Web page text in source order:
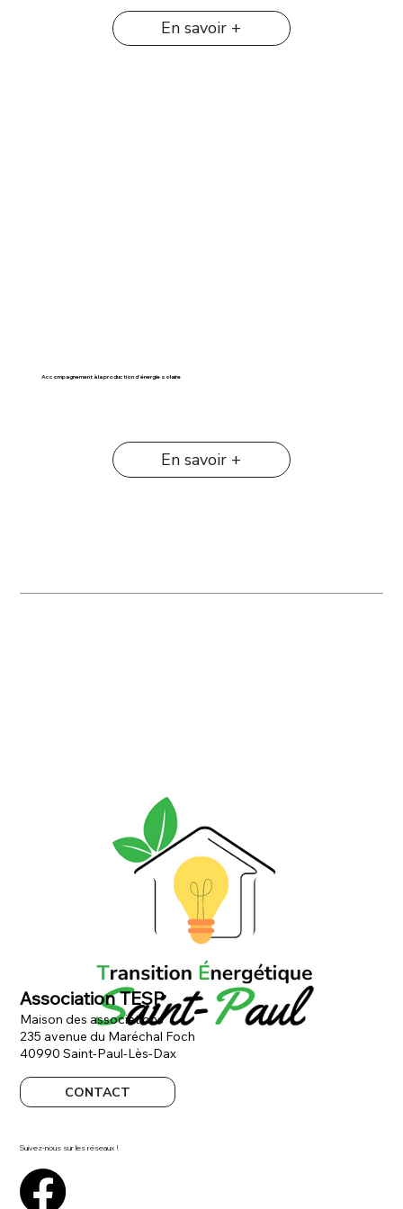
En savoir +
En savoir +
Accompagnement à la production d'énergie solaire
Association TESP
Maison des associations
235 avenue du Maréchal Foch
40990 Saint-Paul-Lès-Dax
CONTACT
Suivez-nous sur les réseaux !